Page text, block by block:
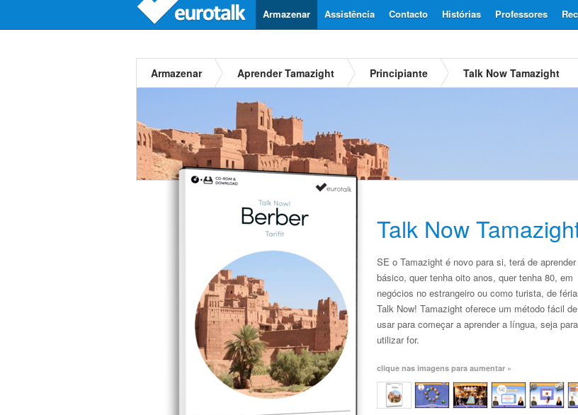
Professores
Histórias
Contacto
Assistência
Armazenar
Armazenar Aprender Tamazight Principiante Talk Now Tamazight
Talk Now
SE o Tamazight é novo para si, terá de
básico, quer tenha oito anos, quer tenha 80, em
negócios no estrangeiro ou como turista, de
Talk Now! Tamazight oferece um método fácil de
usar para começar a aprender a língua, seja
utilizar for.
clique nas imagens para aumentar »